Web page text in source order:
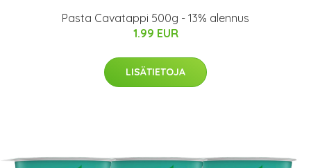
Pasta Cavatappi 500g - 13% alennus
1.99 EUR
LISÄTIETOJA